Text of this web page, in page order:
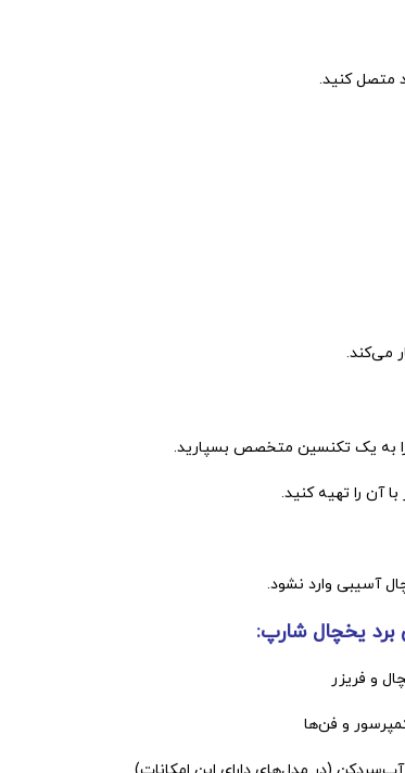
متصل کنید.
می‌کند.
را به یک تکنسین متخصص بسپارید.
آن را تهیه کنید.
آسیبی وارد نشود.
یخچال شارپ:
و فریزر
و فن‌ها